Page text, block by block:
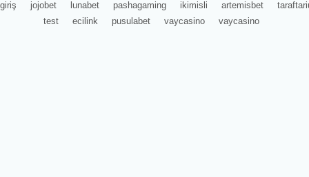
giriş
jojobet lunabet pashagaming ikimisli artemisbet
test
ecilink pusulabet vaycasino vaycasino